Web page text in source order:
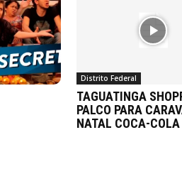
Distrito Federal
TAGUATINGA
PALCO PARA
NATAL COCA-COLA